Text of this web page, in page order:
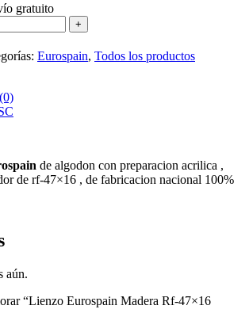
gratuito
Eurospain, Todos los productos
de algodon con preparacion acrilica ,
de rf-47×16 , de fabricacion nacional 100%
aún.
“Lienzo Eurospain Madera Rf-47×16